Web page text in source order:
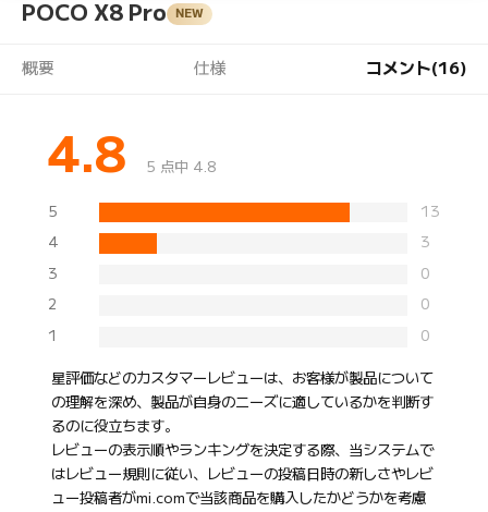
POCO X8 Pro NEW
概要 仕様 コメント(16)
4.8 5 点中 4.8
5
13
4
3
3
0
2
0
1
0
星評価などのカスタマーレビューは、お客様が製品について
の理解を深め、製品が自身のニーズに適しているかを判断す
るのに役立ちます。
レビューの表示順やランキングを決定する際、当システムで
はレビュー規則に従い、レビューの投稿日時の新しさやレビ
ュー投稿者がmi.comで当該商品を購入したかどうかを考慮